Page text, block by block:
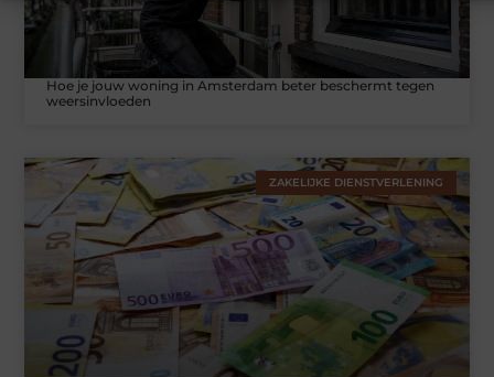
Hoe je jouw woning in Amsterdam beter beschermt tegen
weersinvloeden
ZAKELIJKE DIENSTVERLENING